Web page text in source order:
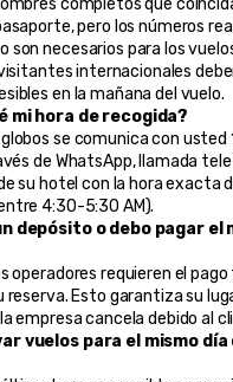
completos que
pero los números
son necesarios para los
internacionales
en la mañana del vuelo.
mi hora de recogida?
se comunica con
de WhatsApp, llamada
su hotel con la hora exacta
4:30-5:30 AM).
depósito o debo pagar
operadores requieren el
reserva. Esto garantiza su
empresa cancela debido al
vuelos para el mismo día